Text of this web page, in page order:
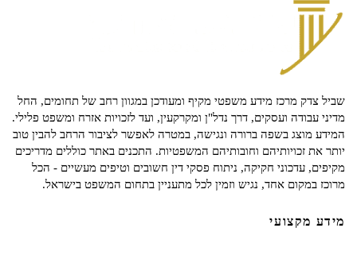
שביל צדק מרכז מידע משפטי מקיף ומעודכן במגוון רחב של תחומים, החל
מדיני עבודה ועסקים, דרך נדל"ן ומקרקעין, ועד לזכויות אזרח ומשפט פלילי.
המידע מוצג בשפה ברורה ונגישה, במטרה לאפשר לציבור הרחב להבין טוב
יותר את זכויותיהם וחובותיהם המשפטיות. התכנים באתר כוללים מדריכים
מקיפים, עדכוני חקיקה, ניתוח פסקי דין חשובים וטיפים מעשיים - הכל
מרוכז במקום אחד, נגיש וזמין לכל מתעניין בתחום המשפט בישראל.
מידע מקצועי